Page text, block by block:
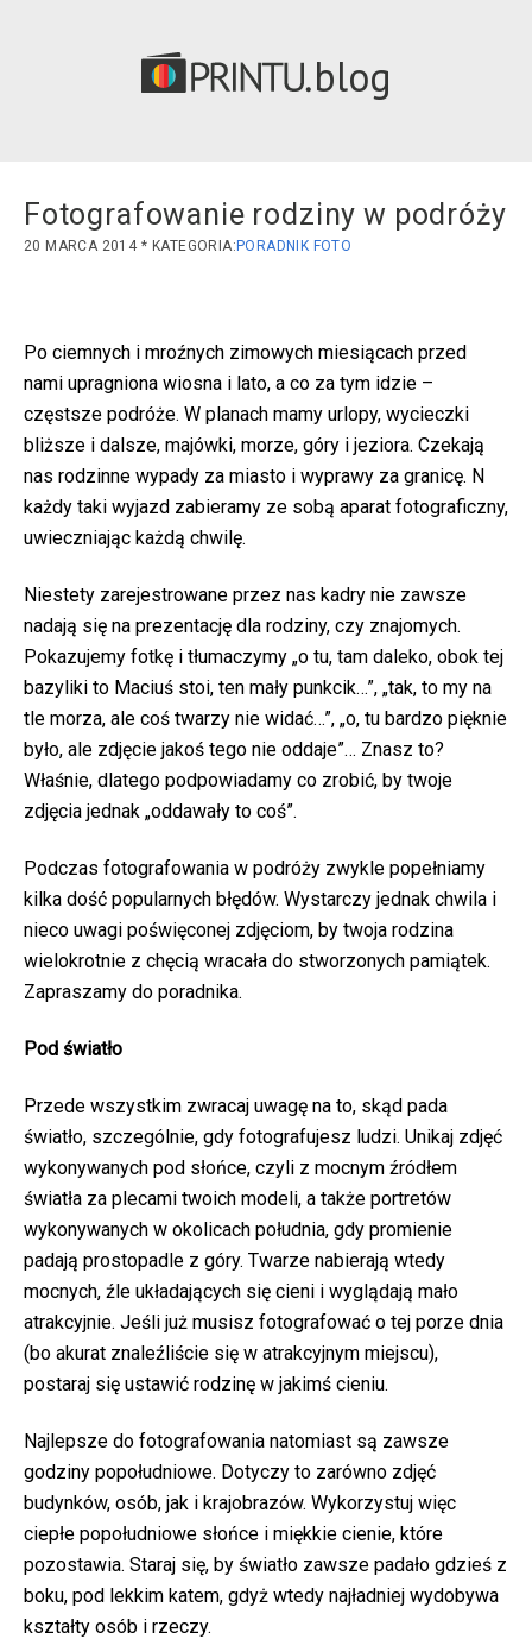
blog
Fotografowanie rodziny w podróży
20 MARCA 2014 PORADNIK FOTO
Po ciemnych i mroźnych zimowych miesiącach przed
nami upragniona wiosna i lato, a co za tym idzie –
częstsze podróże. W planach mamy urlopy, wycieczki
bliższe i dalsze, majówki, morze, góry i jeziora. Czekają
nas rodzinne wypady za miasto i wyprawy za granicę. N
każdy taki wyjazd zabieramy ze sobą aparat fotograficzny,
uwieczniając każdą chwilę.
Niestety zarejestrowane przez nas kadry nie zawsze
nadają się na prezentację dla rodziny, czy znajomych.
Pokazujemy fotkę i tłumaczymy „o tu, tam daleko, obok tej
bazyliki to Maciuś stoi, ten mały punkcik…”, „tak, to my na
tle morza, ale coś twarzy nie widać…”, „o, tu bardzo pięknie
było, ale zdjęcie jakoś tego nie oddaje”… Znasz to?
Właśnie, dlatego podpowiadamy co zrobić, by twoje
zdjęcia jednak „oddawały to coś”.
Podczas fotografowania w podróży zwykle popełniamy
kilka dość popularnych błędów. Wystarczy jednak chwila i
nieco uwagi poświęconej zdjęciom, by twoja rodzina
wielokrotnie z chęcią wracała do stworzonych pamiątek.
Zapraszamy do poradnika.
Pod światło
Przede wszystkim zwracaj uwagę na to, skąd pada
światło, szczególnie, gdy fotografujesz ludzi. Unikaj zdjęć
wykonywanych pod słońce, czyli z mocnym źródłem
światła za plecami twoich modeli, a także portretów
wykonywanych w okolicach południa, gdy promienie
padają prostopadle z góry. Twarze nabierają wtedy
mocnych, źle układających się cieni i wyglądają mało
atrakcyjnie. Jeśli już musisz fotografować o tej porze dnia
(bo akurat znaleźliście się w atrakcyjnym miejscu),
postaraj się ustawić rodzinę w jakimś cieniu.
Najlepsze do fotografowania natomiast są zawsze
godziny popołudniowe. Dotyczy to zarówno zdjęć
budynków, osób, jak i krajobrazów. Wykorzystuj więc
ciepłe popołudniowe słońce i miękkie cienie, które
pozostawia. Staraj się, by światło zawsze padało gdzieś z
boku, pod lekkim katem, gdyż wtedy najładniej wydobywa
kształty osób i rzeczy.